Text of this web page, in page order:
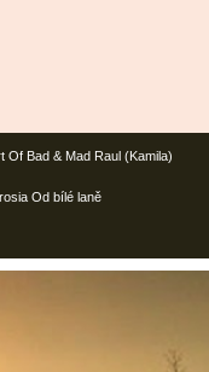
Of Bad & Mad Raul (Kamila)
Od bílé laně